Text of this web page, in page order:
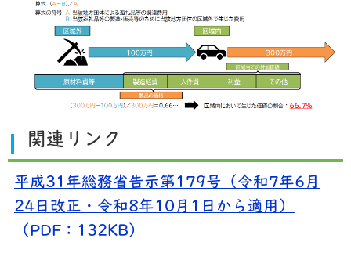
関連リンク
平成31年総務省告示第179号（令和7年6月
24日改正・令和8年10月1日から適用）
（PDF：132KB）